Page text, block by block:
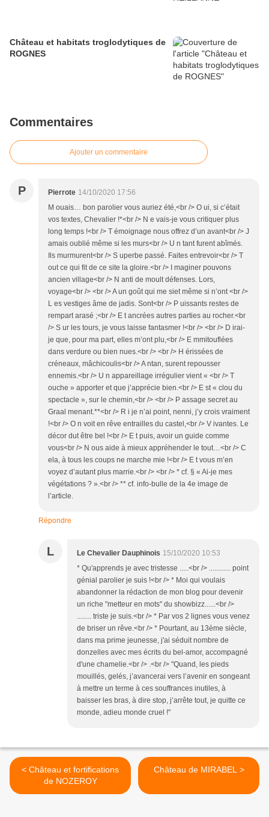
Château et habitats troglodytiques de
ROGNES
Commentaires
Ajouter un commentaire
P Pierrote 14/10/2020 17:56
M ouais… bon parolier vous auriez été,<br /> O ui, si c’était
vos textes, Chevalier !*<br /> N e vais-je vous critiquer plus
long temps !<br /> T émoignage nous offrez d’un avant<br /> J
amais oublié même si les murs<br /> U n tant furent abîmés.
Ils murmurent<br /> S uperbe passé. Faites entrevoir<br /> T
out ce qui fit de ce site la gloire.<br /> I maginer pouvons
ancien village<br /> N anti de moult défenses. Lors,
voyage<br /> <br /> A un goût qui me siet même si n’ont <br />
L es vestiges âme de jadis. Sont<br /> P uissants restes de
rempart arasé ;<br /> E t ancrées autres parties au rocher.<br
/> S ur les tours, je vous laisse fantasmer !<br /> <br /> D irai-
je que, pour ma part, elles m’ont plu,<br /> E mmitouflées
dans verdure ou bien nues.<br /> <br /> H érissées de
créneaux, mâchicoulis<br /> A ntan, surent repousser
ennemis.<br /> U n appareillage irrégulier vient « <br /> T
ouche » apporter et que j’apprécie bien.<br /> E st « clou du
spectacle », sur le chemin,<br /> <br /> P assage secret au
Graal menant.**<br /> R i je n’ai point, nenni, j’y crois vraiment
!<br /> O n voit en rêve entrailles du castel,<br /> V ivantes. Le
décor dut être bel !<br /> E t puis, avoir un guide comme
vous<br /> N ous aide à mieux appréhender le tout…<br /> C
ela, à tous les coups ne marche mie !<br /> E t vous m’en
voyez d’autant plus marrie.<br /> <br /> * cf. § « Ai-je mes
végétations ? ».<br /> ** cf. info-bulle de la 4e image de
l’article.
Répondre
L Le Chevalier Dauphinois 15/10/2020 10:53
* Qu'apprends je avec tristesse .....<br /> ............ point
génial parolier je suis !<br /> * Moi qui voulais
abandonner la rédaction de mon blog pour devenir
un riche "metteur en mots" du showbizz......<br />
........ triste je suis.<br /> * Par vos 2 lignes vous venez
de briser un rêve.<br /> * Pourtant, au 13ème siècle,
dans ma prime jeunesse, j'ai séduit nombre de
donzelles avec mes écrits du bel-amor, accompagné
d'une chamelie.<br /> .<br /> "Quand, les pieds
mouillés, gelés, j’avancerai vers l’avenir en songeant
à mettre un terme à ces souffrances inutiles, à
baisser les bras, à dire stop, j’arrête tout, je quitte ce
monde, adieu monde cruel !"
< Château et fortifications
de NOZEROY
Château de MIRABEL >